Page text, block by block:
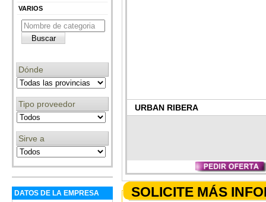
VARIOS
Dónde
Tipo proveedor
Sirve a
DATOS DE LA EMPRESA
URBAN RIBERA
SOLICITE MÁS